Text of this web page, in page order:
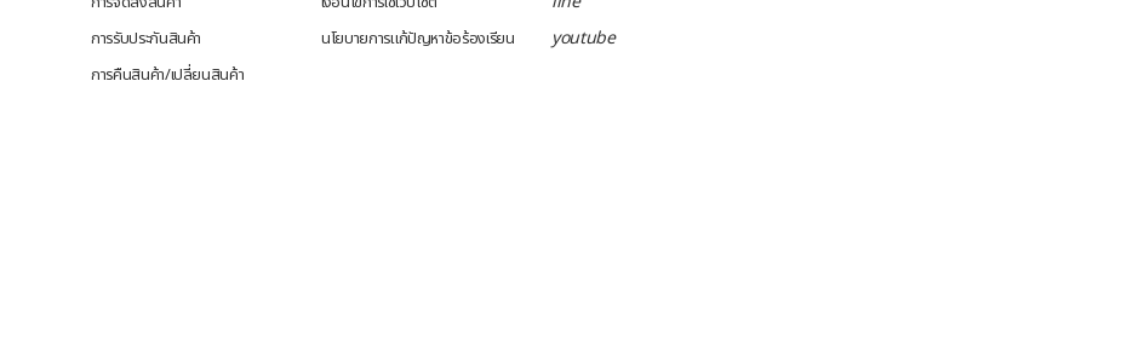
การรับประกันสินค้า
การคืนสินค้า/เปลี่ยนสินค้า
นโยบายการแก้ปัญหาข้อร้องเรียน
youtube